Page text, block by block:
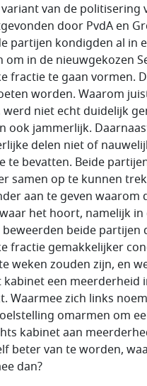
van de politisering
door PvdA en
partijen kondigden al in
om in de nieuwgekozen
fractie te gaan vormen.
worden. Waarom
werd niet echt duidelijk
ook jammerlijk.
delen niet of
te bevatten. Beide
samen op te kunnen
aan te geven waarom
het hoort, namelijk in
beweerden beide partijen
fractie gemakkelijker
weken zouden zijn, en
een meerderheid
Waarmee zich links
omarmen om
kabinet aan
beter van te worden,
dan?